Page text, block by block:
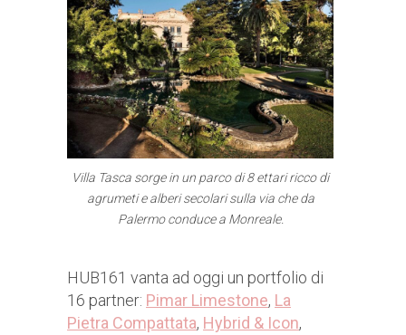
Villa Tasca sorge in un parco di 8 ettari ricco di
agrumeti e alberi secolari sulla via che da
Palermo conduce a Monreale.
HUB161 vanta ad oggi un portfolio di
16 partner: Pimar Limestone, La
Pietra Compattata, Hybrid & Icon,